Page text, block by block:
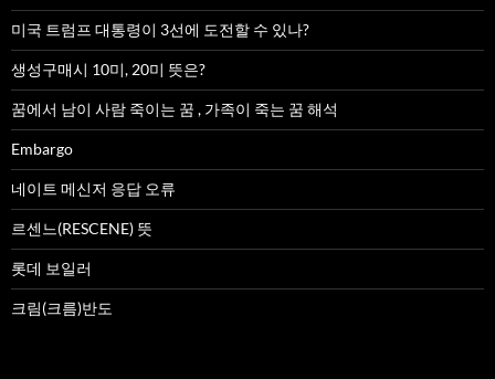
미국 트럼프 대통령이 3선에 도전할 수 있나?
생성구매시 10미, 20미 뜻은?
꿈에서 남이 사람 죽이는 꿈 , 가족이 죽는 꿈 해석
Embargo
네이트 메신저 응답 오류
르센느(RESCENE) 뜻
롯데 보일러
크림(크름)반도